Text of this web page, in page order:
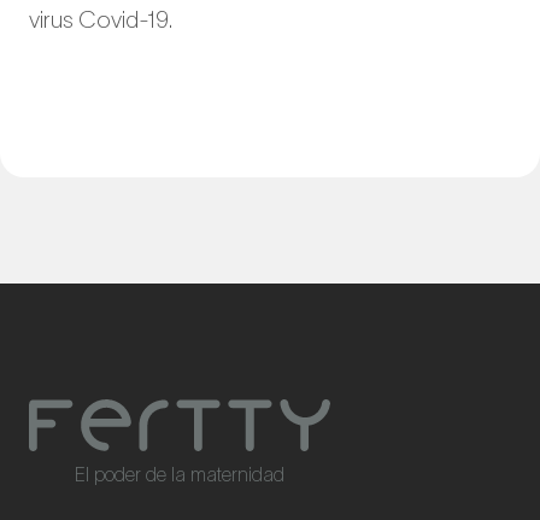
virus Covid-19.
El poder de la maternidad